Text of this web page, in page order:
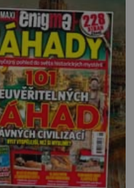
Komu duchové
přítomnost
Dobré naděje je jedním